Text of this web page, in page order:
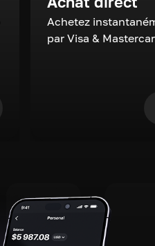
Achetez
par Visa &